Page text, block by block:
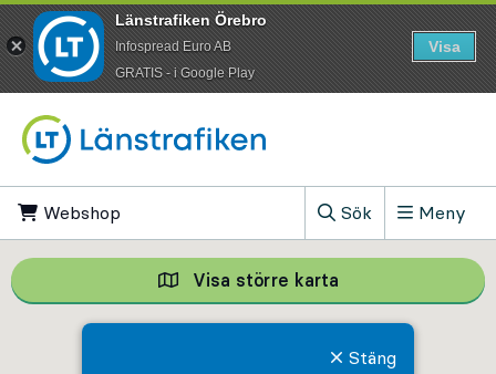
Webshop
Sök
, Visa sökfältet
Meny
Stäng
Visa större karta Visa större
Länstrafiken Örebro
Infospread Euro AB
​GRATIS - i Google Play
Visa